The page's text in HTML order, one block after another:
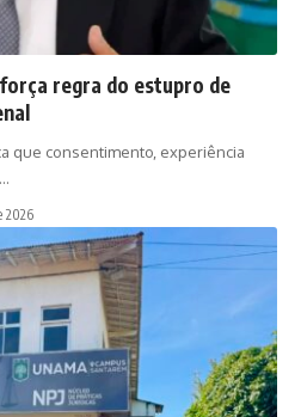
regra do estupro de
que consentimento, experiência
2026